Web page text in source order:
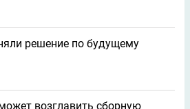
решение по будущему
возглавить сборную